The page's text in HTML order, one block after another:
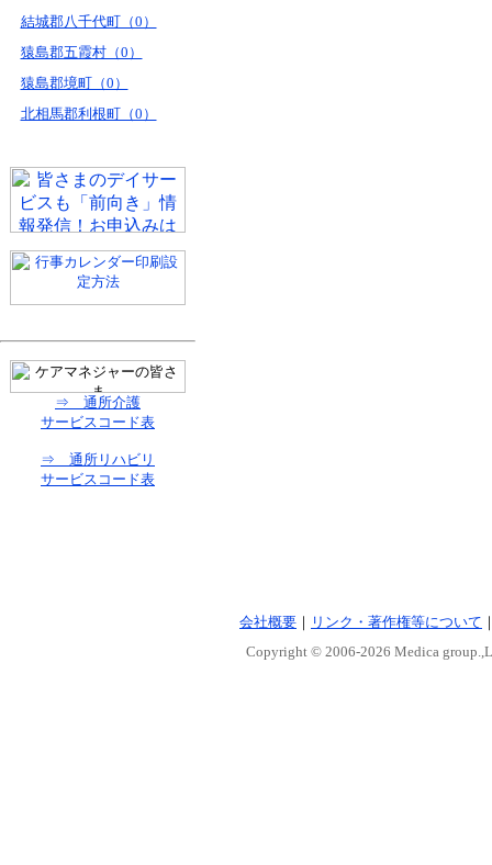
結城郡八千代町（0）
猿島郡五霞村（0）
猿島郡境町（0）
北相馬郡利根町（0）
⇒ 通所介護
サービスコード表
⇒ 通所リハビリ
サービスコード表
会社概要 ｜ リンク・著作権等について
Copyright © 2006-2026 Medica